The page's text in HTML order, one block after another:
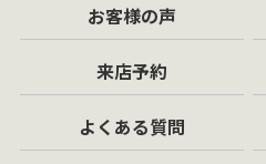
お客様の声
来店予約
よくある質問